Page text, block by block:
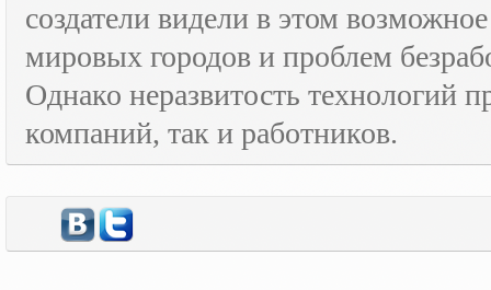
создатели видели в этом
мировых городов и проблем
Однако неразвитость технологий
компаний, так и работников.